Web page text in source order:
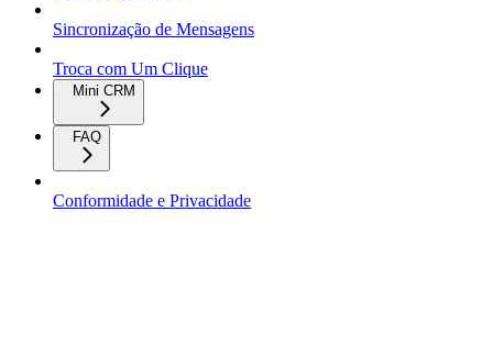
Sincronização de Mensagens
Troca com Um Clique
Mini CRM
FAQ
Conformidade e Privacidade